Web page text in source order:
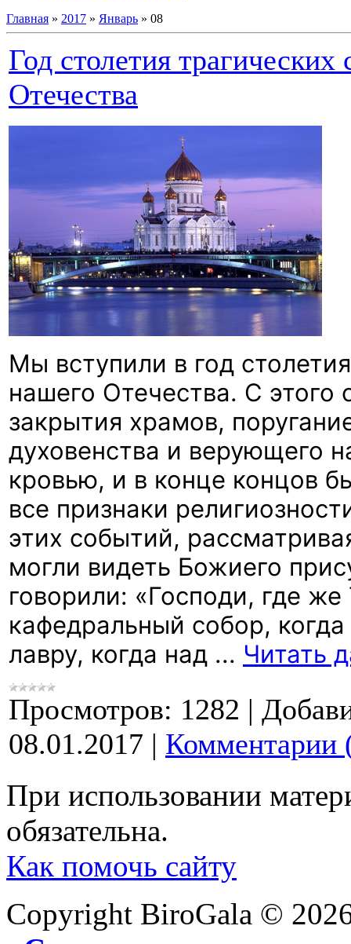
Главная » 2017 » Январь » 08
Год столетия
Отечества
Мы вступили в год
нашего Отечества. С этого
закрытия храмов,
духовенства и верующего
кровью, и в конце концов
все признаки
этих событий,
могли видеть Божиего
говорили: «Господи, где
кафедральный собор,
лавру, когда над ... Читать
Просмотров: 1282 |
08.01.2017 | Комментарии
При использовании
обязательна.
Как помочь сайту
Copyright BiroGala ©